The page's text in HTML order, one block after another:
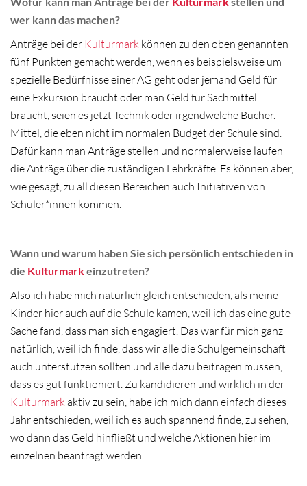
wer kann das machen?
Anträge bei der Kulturmark können zu den oben genannten
fünf Punkten gemacht werden, wenn es beispielsweise um
spezielle Bedürfnisse einer AG geht oder jemand Geld für
eine Exkursion braucht oder man Geld für Sachmittel
braucht, seien es jetzt Technik oder irgendwelche Bücher.
Mittel, die eben nicht im normalen Budget der Schule sind.
Dafür kann man Anträge stellen und normalerweise laufen
die Anträge über die zuständigen Lehrkräfte. Es können aber,
wie gesagt, zu all diesen Bereichen auch Initiativen von
Schüler*innen kommen.
Wann und warum haben Sie sich persönlich entschieden in
die Kulturmarkeinzutreten?
Also ich habe mich natürlich gleich entschieden, als meine
Kinder hier auch auf die Schule kamen, weil ich das eine gute
Sache fand, dass man sich engagiert. Das war für mich ganz
natürlich, weil ich finde, dass wir alle die Schulgemeinschaft
auch unterstützen sollten und alle dazu beitragen müssen,
dass es gut funktioniert. Zu kandidieren und wirklich in der
Kulturmarkaktiv zu sein, habe ich mich dann einfach dieses
Jahr entschieden, weil ich es auch spannend finde, zu sehen,
wo dann das Geld hinfließt und welche Aktionen hier im
einzelnen beantragt werden.